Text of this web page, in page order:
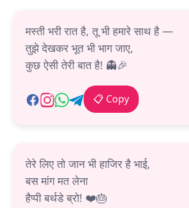
मस्ती भरी रात है, तू भी हमारे साथ है —
तुझे देखकर भूत भी भाग जाए,
कुछ ऐसी तेरी बात है! 👻🎉
📋 Copy
तेरे लिए तो जान भी हाजिर है भाई,
बस मांग मत लेना
हैप्पी बर्थडे ब्रो! ❤️🎂